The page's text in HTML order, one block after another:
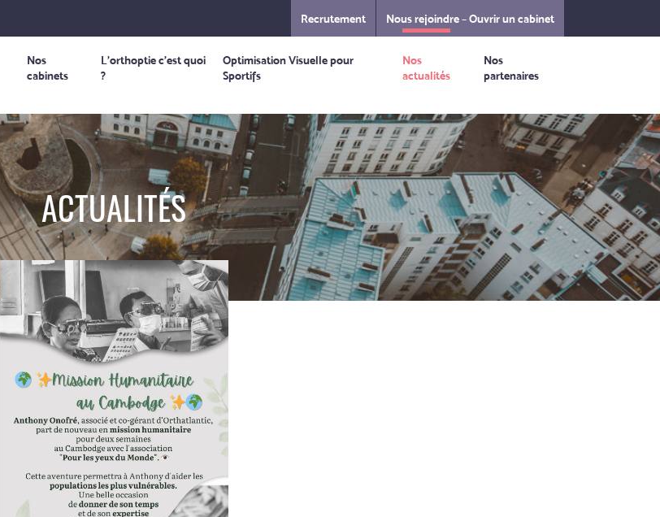
Recrutement Nous rejoindre – Ouvrir un cabinet
Nos
cabinets
L’orthoptie c’est quoi
?
Optimisation Visuelle pour
Sportifs
Nos
actualités
Nos
partenaires
ACTUALITÉS